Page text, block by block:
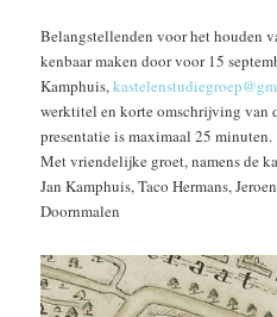
Belangstellenden voor het houden
kenbaar maken door voor 15
Kamphuis,
werktitel en korte omschrijving van
presentatie is maximaal 25 minuten.
Met vriendelijke groet, namens de
Jan Kamphuis, Taco Hermans,
Doornmalen